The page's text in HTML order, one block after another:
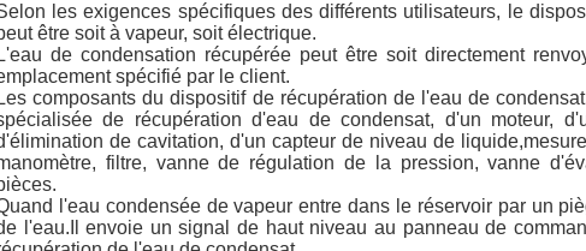
les exigences spécifiques des différents utilisateurs, le
être soit à vapeur, soit électrique.
de condensation récupérée peut être soit directement
spécifié par le client.
composants du dispositif de récupération de l'eau de
de récupération d'eau de condensat, d'un moteur,
de cavitation, d'un capteur de niveau de
filtre, vanne de régulation de la pression, vanne
l'eau condensée de vapeur entre dans le réservoir par un
l'eau.Il envoie un signal de haut niveau au panneau de